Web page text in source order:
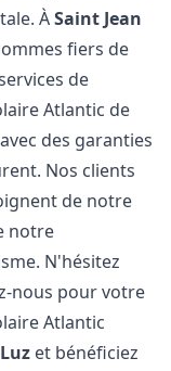
ÀSaint Jean
fiers de
de
Atlantic de
des garanties
Nos clients
de notre
notre
N'hésitez
nous pour votre
Atlantic
et bénéficiez